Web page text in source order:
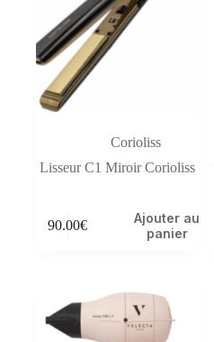
Corioliss
Lisseur C1 Miroir Corioliss
90.00€
Ajouter au
panier